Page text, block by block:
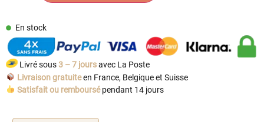
En stock
Livré sous3 – 7 joursavec La Poste
Livraison gratuiteen France, Belgique et Suisse
Satisfait ou remboursépendant 14 jours